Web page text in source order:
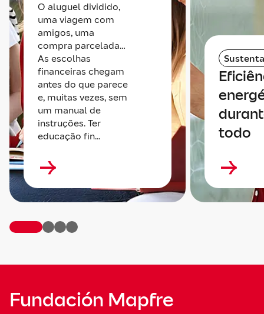
O aluguel dividido,
uma viagem com
amigos, uma
compra parcelada…
As escolhas
financeiras chegam
antes do que parece
e, muitas vezes, sem
um manual de
instruções. Ter
educação fin...
todo
Fundación Mapfre